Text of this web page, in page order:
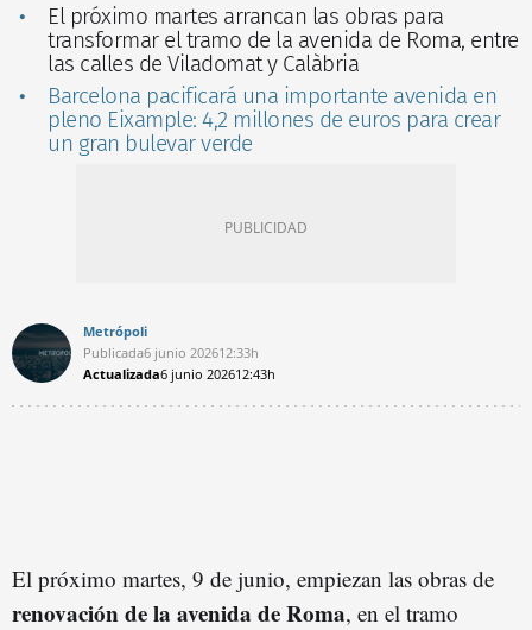
El próximo martes arrancan las obras para
transformar el tramo de la avenida de Roma, entre
las calles de Viladomat y Calàbria
Barcelona pacificará una importante avenida en
pleno Eixample: 4,2 millones de euros para crear
un gran bulevar verde
Metrópoli
Publicada6 junio 202612:33h
Actualizada6 junio 202612:43h
El próximo martes, 9 de junio, empiezan las obras de
renovación de la avenida de Roma, en el tramo